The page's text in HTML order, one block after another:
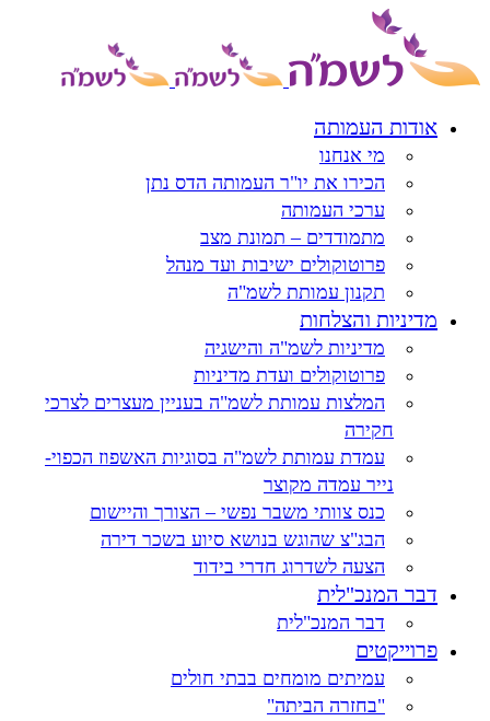
אודות העמותה
מי אנחנו
הכירו את יו"ר העמותה הדס נתן
ערכי העמותה
מתמודדים – תמונת מצב
פרוטוקולים ישיבות ועד מנהל
תקנון עמותת לשמ"ה
מדיניות והצלחות
מדיניות לשמ"ה והישגיה
פרוטוקולים ועדת מדיניות
המלצות עמותת לשמ"ה בעניין מעצרים לצרכי
חקירה
עמדת עמותת לשמ"ה בסוגיות האשפוז הכפוי-
נייר עמדה מקוצר
כנס צוותי משבר נפשי – הצורך והיישום
הבג"צ שהוגש בנושא סיוע בשכר דירה
הצעה לשדרוג חדרי בידוד
דבר המנכ"לית
דבר המנכ"לית
פרוייקטים
עמיתים מומחים בבתי חולים
"בחזרה הביתה"